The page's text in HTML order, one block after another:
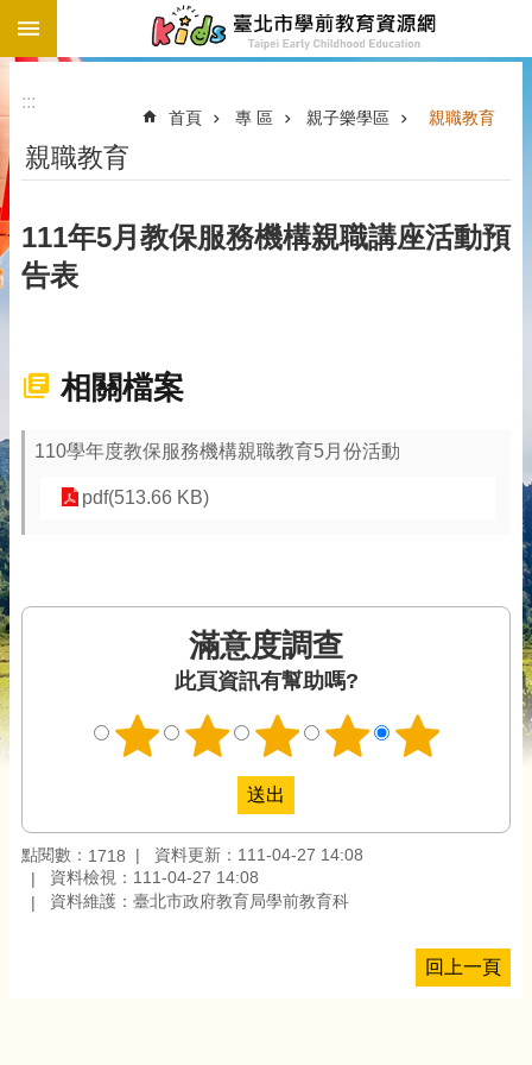
跳到主要內容區塊
:::
首頁 專 區 親子樂學區 親職教育
親職教育
111年5月教保服務機構親職講座活動預
告表
相關檔案
110學年度教保服務機構親職教育5月份活動
pdf(513.66 KB)
滿意度調查
此頁資訊有幫助嗎?
點閱數： 1718
資料更新：111-04-27 14:08
資料檢視：111-04-27 14:08
資料維護：臺北市政府教育局學前教育科
回上一頁